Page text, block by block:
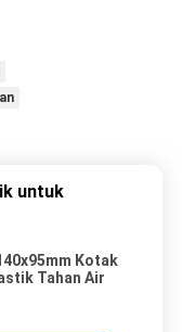
untuk
Kotak
Tahan Air